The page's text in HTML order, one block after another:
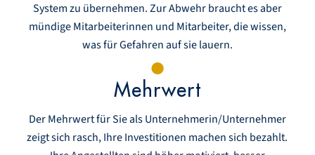
System zu übernehmen. Zur Abwehr braucht es aber
mündige Mitarbeiterinnen und Mitarbeiter, die wissen,
was für Gefahren auf sie lauern.
Mehrwert
Der Mehrwert für Sie als Unternehmerin/Unternehmer
zeigt sich rasch, Ihre Investitionen machen sich bezahlt.